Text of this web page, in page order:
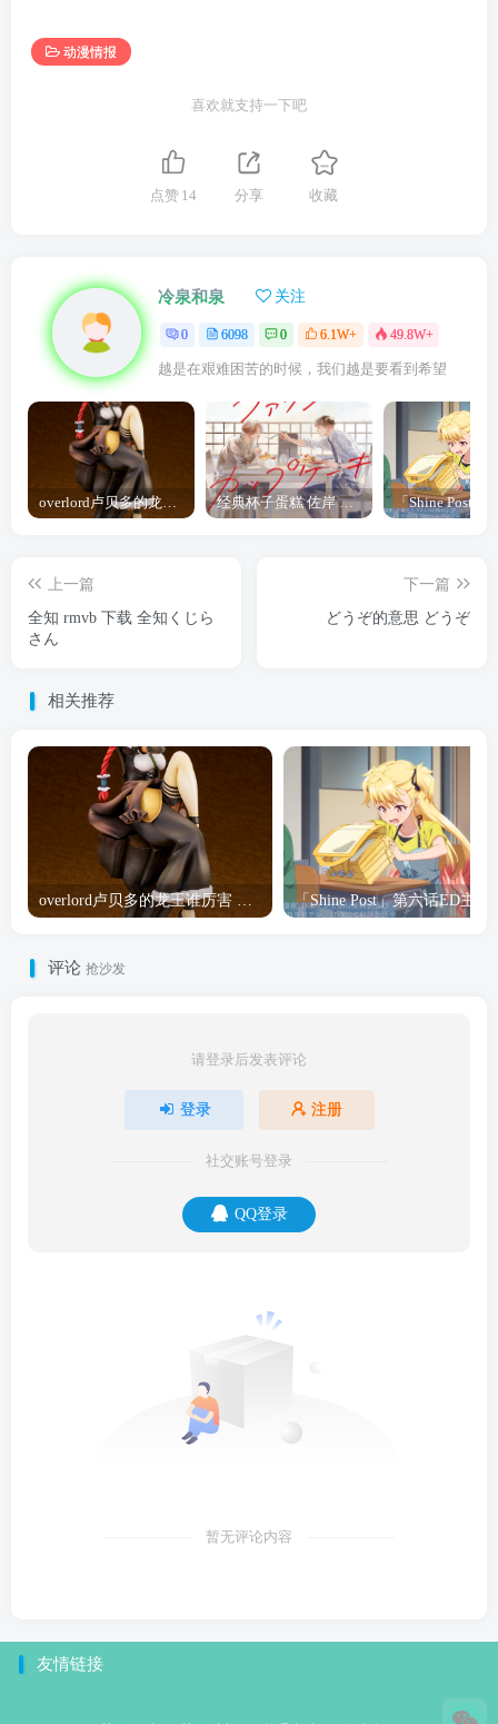
动漫情报
喜欢就支持一下吧
点赞 14 分享 收藏
冷泉和泉 关注
0 6098 0 6.1W+ 49.8W+
越是在艰难困苦的时候，我们越是要看到希望
overlord卢贝多的龙王谁厉害 「Overlord」露普斯蕾琪娜·贝塔手办开订 经典杯子蛋糕 佐岸 漫画「经典杯子蛋糕」宣布真人日剧化
上一篇
全知 rmvb 下载 全知くじら
さん
下一篇
どうぞ的意思 どうぞ
相关推荐
overlord卢贝多的龙王谁厉害 「Overlord」露普斯蕾琪娜·贝塔手办开订
评论 抢沙发
请登录后发表评论
登录 注册
社交账号登录
QQ登录
暂无评论内容
友情链接